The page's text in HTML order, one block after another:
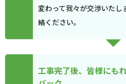
変わって我々が交渉いたし
絡ください。
工事完了後、皆様にも